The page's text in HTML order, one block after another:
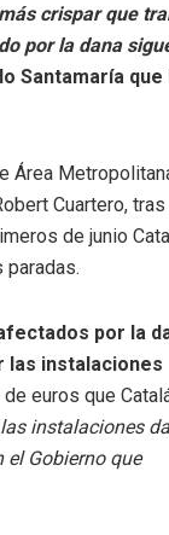
crispar que
por la dana
Santamaría que
Área
Cuartero,
de junio
paradas.
por la
las instalaciones
euros que
instalaciones
Gobierno que